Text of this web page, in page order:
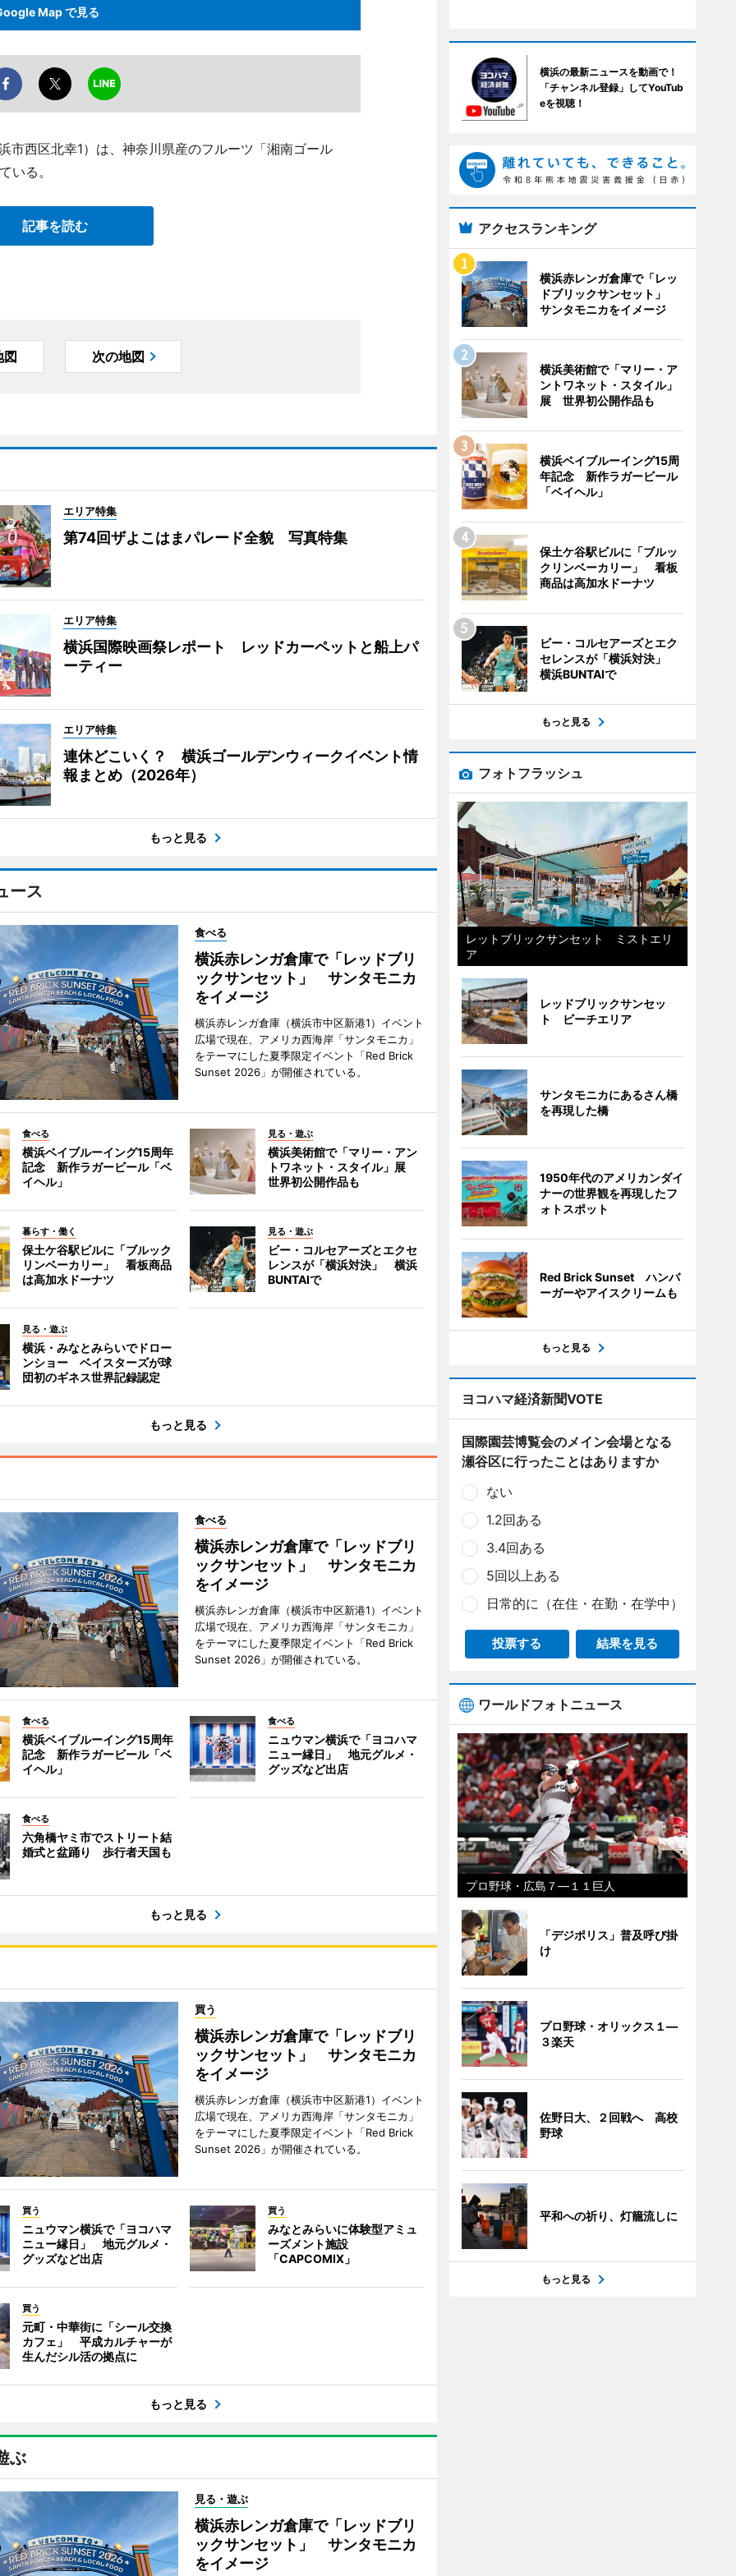
Map で見る
市西区北幸1）は、神奈川県産のフルーツ「湘南ゴール
いる。
記事を読む
図 次の地図
エリア特集
第74回ザよこはまパレード全貌 写真特集
エリア特集
横浜国際映画祭レポート レッドカーペットと船上パ
ーティー
エリア特集
連休どこいく？ 横浜ゴールデンウィークイベント情
報まとめ（2026年）
もっと見る
ース
食べる
横浜赤レンガ倉庫で「レッドブリ
ックサンセット」 サンタモニカ
をイメージ
横浜赤レンガ倉庫（横浜市中区新港1）イベント
広場で現在、アメリカ西海岸「サンタモニカ」
をテーマにした夏季限定イベント「Red Brick
Sunset 2026」が開催されている。
食べる
横浜ベイブルーイング15周年
記念 新作ラガービール「ベ
イヘル」
見る・遊ぶ
横浜美術館で「マリー・アン
トワネット・スタイル」展
世界初公開作品も
暮らす・働く
保土ケ谷駅ビルに「ブルック
リンベーカリー」 看板商品
は高加水ドーナツ
見る・遊ぶ
ビー・コルセアーズとエクセ
レンスが「横浜対決」 横浜
BUNTAIで
見る・遊ぶ
横浜・みなとみらいでドロー
ンショー ベイスターズが球
団初のギネス世界記録認定
もっと見る
食べる
横浜赤レンガ倉庫で「レッドブリ
ックサンセット」 サンタモニカ
をイメージ
横浜赤レンガ倉庫（横浜市中区新港1）イベント
広場で現在、アメリカ西海岸「サンタモニカ」
をテーマにした夏季限定イベント「Red Brick
Sunset 2026」が開催されている。
食べる
横浜ベイブルーイング15周年
記念 新作ラガービール「ベ
イヘル」
食べる
ニュウマン横浜で「ヨコハマ
ニュー縁日」 地元グルメ・
グッズなど出店
食べる
六角橋ヤミ市でストリート結
婚式と盆踊り 歩行者天国も
もっと見る
買う
横浜赤レンガ倉庫で「レッドブリ
ックサンセット」 サンタモニカ
をイメージ
横浜赤レンガ倉庫（横浜市中区新港1）イベント
広場で現在、アメリカ西海岸「サンタモニカ」
をテーマにした夏季限定イベント「Red Brick
Sunset 2026」が開催されている。
買う
ニュウマン横浜で「ヨコハマ
ニュー縁日」 地元グルメ・
グッズなど出店
買う
みなとみらいに体験型アミュ
ーズメント施設
「CAPCOMIX」
買う
元町・中華街に「シール交換
カフェ」 平成カルチャーが
生んだシル活の拠点に
もっと見る
ぶ
見る・遊ぶ
横浜赤レンガ倉庫で「レッドブリ
ックサンセット」 サンタモニカ
をイメージ
横浜の最新ニュースを動画で！
「チャンネル登録」してYouTub
eを視聴！
アクセスランキング
横浜赤レンガ倉庫で「レッ
ドブリックサンセット」
サンタモニカをイメージ
横浜美術館で「マリー・ア
ントワネット・スタイル」
展 世界初公開作品も
横浜ベイブルーイング15周
年記念 新作ラガービール
「ベイヘル」
保土ケ谷駅ビルに「ブルッ
クリンベーカリー」 看板
商品は高加水ドーナツ
ビー・コルセアーズとエク
セレンスが「横浜対決」
横浜BUNTAIで
もっと見る
フォトフラッシュ
レットブリックサンセット ミストエリ
ア
レッドブリックサンセッ
ト ビーチエリア
サンタモニカにあるさん橋
を再現した橋
1950年代のアメリカンダイ
ナーの世界観を再現したフ
ォトスポット
Red Brick Sunset ハンバ
ーガーやアイスクリームも
もっと見る
ヨコハマ経済新聞VOTE
国際園芸博覧会のメイン会場となる
瀬谷区に行ったことはありますか
ない
1.2回ある
3.4回ある
5回以上ある
日常的に（在住・在勤・在学中）
投票する 結果を見る
ワールドフォトニュース
プロ野球・広島７―１１巨人
「デジポリス」普及呼び掛
け
プロ野球・オリックス１―
３楽天
佐野日大、２回戦へ 高校
野球
平和への祈り、灯籠流しに
もっと見る